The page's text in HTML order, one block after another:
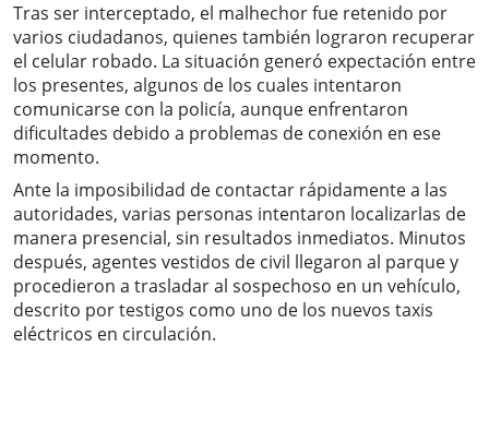
Tras ser interceptado, el malhechor fue retenido por
varios ciudadanos, quienes también lograron recuperar
el celular robado. La situación generó expectación entre
los presentes, algunos de los cuales intentaron
comunicarse con la policía, aunque enfrentaron
dificultades debido a problemas de conexión en ese
momento.
Ante la imposibilidad de contactar rápidamente a las
autoridades, varias personas intentaron localizarlas de
manera presencial, sin resultados inmediatos. Minutos
después, agentes vestidos de civil llegaron al parque y
procedieron a trasladar al sospechoso en un vehículo,
descrito por testigos como uno de los nuevos taxis
eléctricos en circulación.